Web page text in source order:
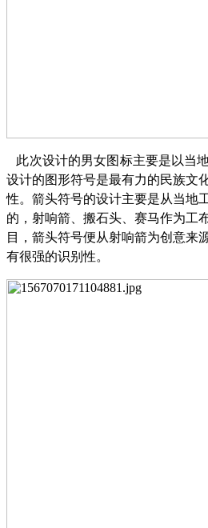
此次设计的男女图标主要是以当
设计的图形符号是最有力的民族文
性。箭头符号的设计主要是从当地
的，射响箭、 搬石头、赛马作为工
目，箭头符号便从射响箭为创意来
有很强的识别性。